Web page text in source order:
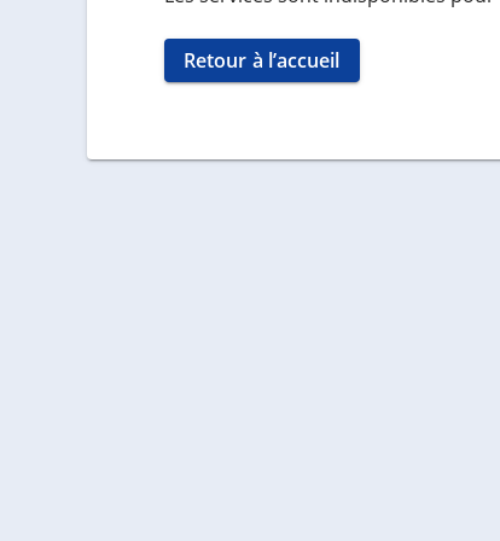
Retour à l’accueil